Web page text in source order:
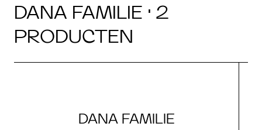
DANA FAMILIE · 2
PRODUCTEN
DANA FAMILIE